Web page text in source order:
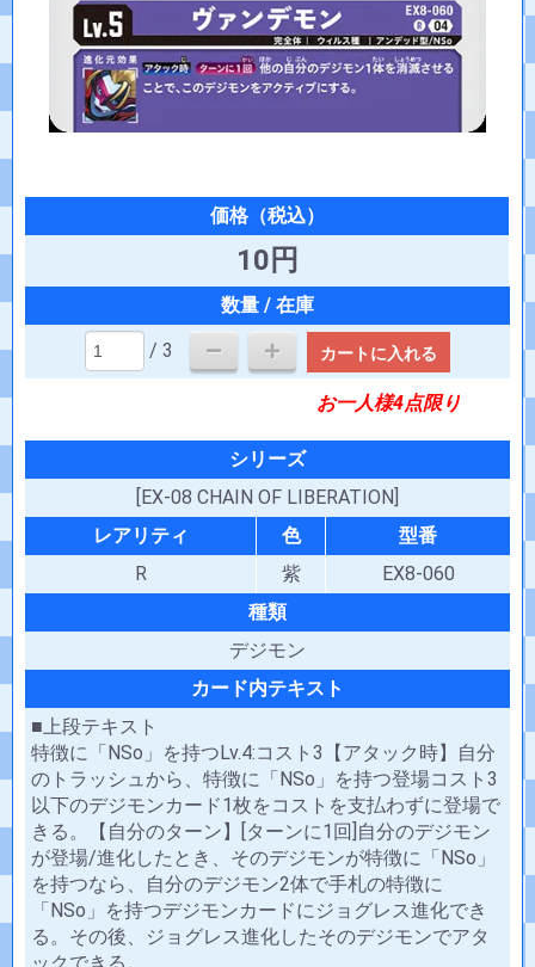
10円
/ 3 カートに入れる
お一人様4点限り
シリーズ
[EX-08 CHAIN OF LIBERATION]
レアリティ
色
型番
R
紫
EX8-060
種類
デジモン
カード内テキスト
■上段テキスト
特徴に「NSo」を持つLv.4:コスト3【アタック時】自分
のトラッシュから、特徴に「NSo」を持つ登場コスト3
以下のデジモンカード1枚をコストを支払わずに登場で
きる。【自分のターン】[ターンに1回]自分のデジモン
が登場/進化したとき、そのデジモンが特徴に「NSo」
を持つなら、自分のデジモン2体で手札の特徴に
「NSo」を持つデジモンカードにジョグレス進化でき
る。その後、ジョグレス進化したそのデジモンでアタ